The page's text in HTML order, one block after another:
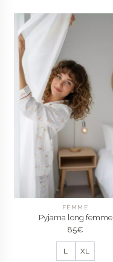
FEMME
Pyjama long femme
85€
L XL